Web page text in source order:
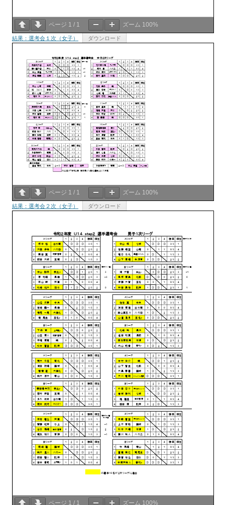
ページ 1 / 1 ズーム 100%
結果：選考会１次（女子） ダウンロード
ページ 1 / 1 ズーム 100%
結果：選考会２次（女子） ダウンロード
ページ 1 / 1 ズーム 100%